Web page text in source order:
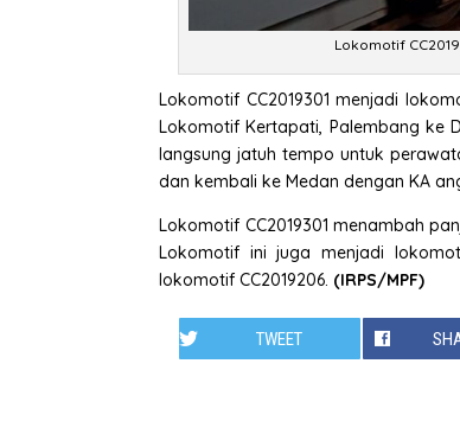
Lokomotif
Lokomotif CC2019301 menjadi
Lokomotif Kertapati, Palembang ke
langsung jatuh tempo untuk
dan kembali ke Medan dengan KA
Lokomotif CC2019301 menambah
Lokomotif ini juga menjadi
lokomotif CC2019206. (IRPS/MPF)
TWEET